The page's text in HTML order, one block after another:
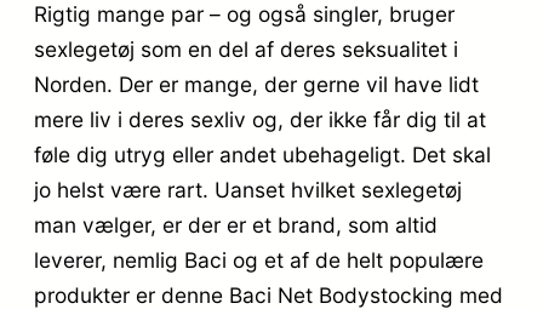
Rigtig mange par – og også singler, bruger
sexlegetøj som en del af deres seksualitet i
Norden. Der er mange, der gerne vil have lidt
mere liv i deres sexliv og, der ikke får dig til at
føle dig utryg eller andet ubehageligt. Det skal
jo helst være rart. Uanset hvilket sexlegetøj
man vælger, er der er et brand, som altid
leverer, nemlig Baci og et af de helt populære
produkter er denne Baci Net Bodystocking med